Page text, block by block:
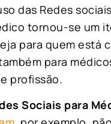
das Redes
tornou-se um
para quem está
para
profissão.
Sociais para